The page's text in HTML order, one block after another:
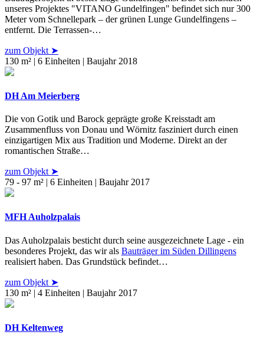
unseres Projektes "VITANO Gundelfingen" befindet sich nur 300
Meter vom Schnellepark – der grünen Lunge Gundelfingens –
entfernt. Die Terrassen-…
zum Objekt ➤
130 m² | 6 Einheiten | Baujahr 2018
DH Am Meierberg
Die von Gotik und Barock geprägte große Kreisstadt am
Zusammenfluss von Donau und Wörnitz fasziniert durch einen
einzigartigen Mix aus Tradition und Moderne. Direkt an der
romantischen Straße…
zum Objekt ➤
79 - 97 m² | 6 Einheiten | Baujahr 2017
MFH Auholzpalais
Das Auholzpalais besticht durch seine ausgezeichnete Lage - ein
besonderes Projekt, das wir als Bauträger im Süden Dillingens
realisiert haben. Das Grundstück befindet…
zum Objekt ➤
130 m² | 4 Einheiten | Baujahr 2017
DH Keltenweg